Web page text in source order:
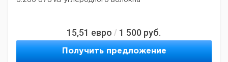
15,51 евро / 1 500 руб.
Получить предложение